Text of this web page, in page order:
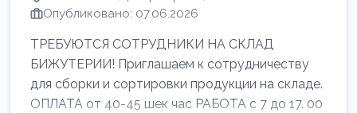
Опубликовано: 07.06.2026
ТРЕБУЮТСЯ СОТРУДНИКИ НА СКЛАД
БИЖУТЕРИИ! Приглашаем к сотрудничеству
для сборки и сортировки продукции на складе.
ОПЛАТА от 40-45 шек час РАБОТА с 7 до 17. 00